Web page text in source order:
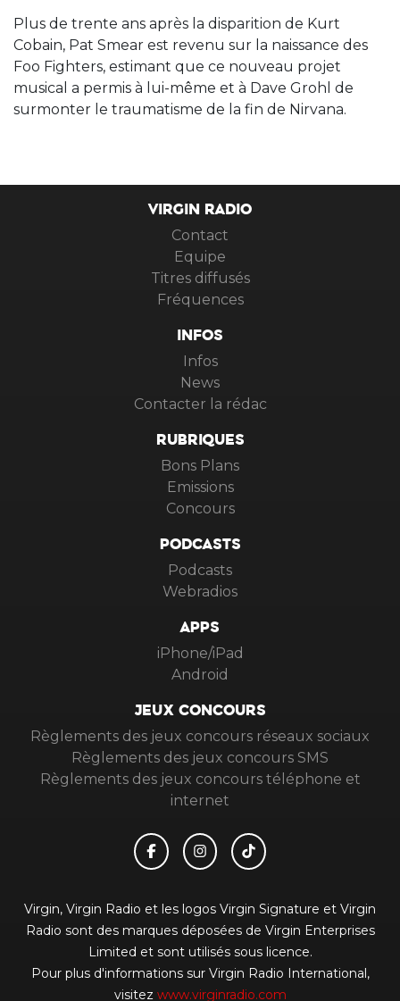
Plus de trente ans après la disparition de Kurt
Cobain, Pat Smear est revenu sur la naissance des
Foo Fighters, estimant que ce nouveau projet
musical a permis à lui-même et à Dave Grohl de
surmonter le traumatisme de la fin de Nirvana.
VIRGIN RADIO
Contact
Equipe
Titres diffusés
Fréquences
INFOS
Infos
News
Contacter la rédac
RUBRIQUES
Bons Plans
Emissions
Concours
PODCASTS
Podcasts
Webradios
APPS
iPhone/iPad
Android
JEUX CONCOURS
Règlements des jeux concours réseaux sociaux
Règlements des jeux concours SMS
Règlements des jeux concours téléphone et
internet
Virgin, Virgin Radio et les logos Virgin Signature et Virgin
Radio sont des marques déposées de Virgin Enterprises
Limited et sont utilisés sous licence.
Pour plus d'informations sur Virgin Radio International,
visitez www.virginradio.com